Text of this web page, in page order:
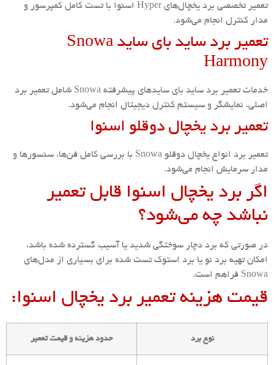
تعمیر تخصصی برد یخچال‌های Hyper اسنوا با تست کامل کمپرسور و
مدار کنترل انجام می‌شود.
تعمیر برد ساید بای ساید Snowa
Harmony
خدمات تعمیر برد ساید بای ساید‌های پیشرفته Snowa شامل تعمیر برد
اصلی، نمایشگر و سیستم کنترل دیجیتال انجام می‌شود.
تعمیر برد یخچال دوقلو اسنوا
تعمیر برد انواع یخچال دوقلو Snowa با بررسی کامل فن‌ها، سنسورها و
مدار سرمایش انجام می‌شود.
اگر برد یخچال اسنوا قابل تعمیر
نباشد چه می‌شود؟
در صورتی که برد دچار سوختگی شدید یا آسیب گسترده شده باشد،
امکان تهیه برد نو یا برد استوک تست شده برای بسیاری از مدل‌های
Snowa فراهم است.
قیمت هزینه تعمیر برد یخچال اسنوا:
نوع برد حدود هزینه و قیمت تعمیر